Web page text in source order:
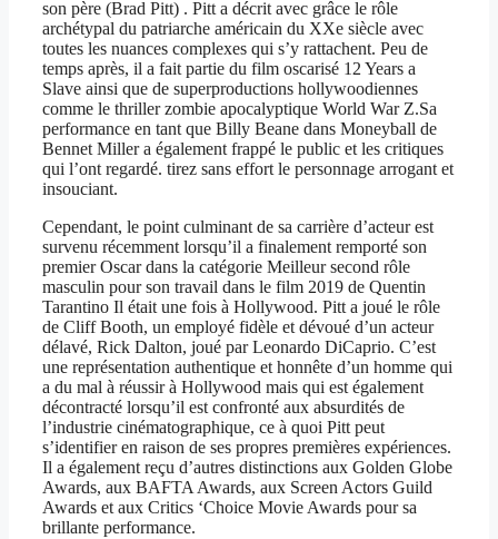
son père (Brad Pitt) . Pitt a décrit avec grâce le rôle
archétypal du patriarche américain du XXe siècle avec
toutes les nuances complexes qui s’y rattachent. Peu de
temps après, il a fait partie du film oscarisé 12 Years a
Slave ainsi que de superproductions hollywoodiennes
comme le thriller zombie apocalyptique World War Z.Sa
performance en tant que Billy Beane dans Moneyball de
Bennet Miller a également frappé le public et les critiques
qui l’ont regardé. tirez sans effort le personnage arrogant et
insouciant.
Cependant, le point culminant de sa carrière d’acteur est
survenu récemment lorsqu’il a finalement remporté son
premier Oscar dans la catégorie Meilleur second rôle
masculin pour son travail dans le film 2019 de Quentin
Tarantino Il était une fois à Hollywood. Pitt a joué le rôle
de Cliff Booth, un employé fidèle et dévoué d’un acteur
délavé, Rick Dalton, joué par Leonardo DiCaprio. C’est
une représentation authentique et honnête d’un homme qui
a du mal à réussir à Hollywood mais qui est également
décontracté lorsqu’il est confronté aux absurdités de
l’industrie cinématographique, ce à quoi Pitt peut
s’identifier en raison de ses propres premières expériences.
Il a également reçu d’autres distinctions aux Golden Globe
Awards, aux BAFTA Awards, aux Screen Actors Guild
Awards et aux Critics ‘Choice Movie Awards pour sa
brillante performance.